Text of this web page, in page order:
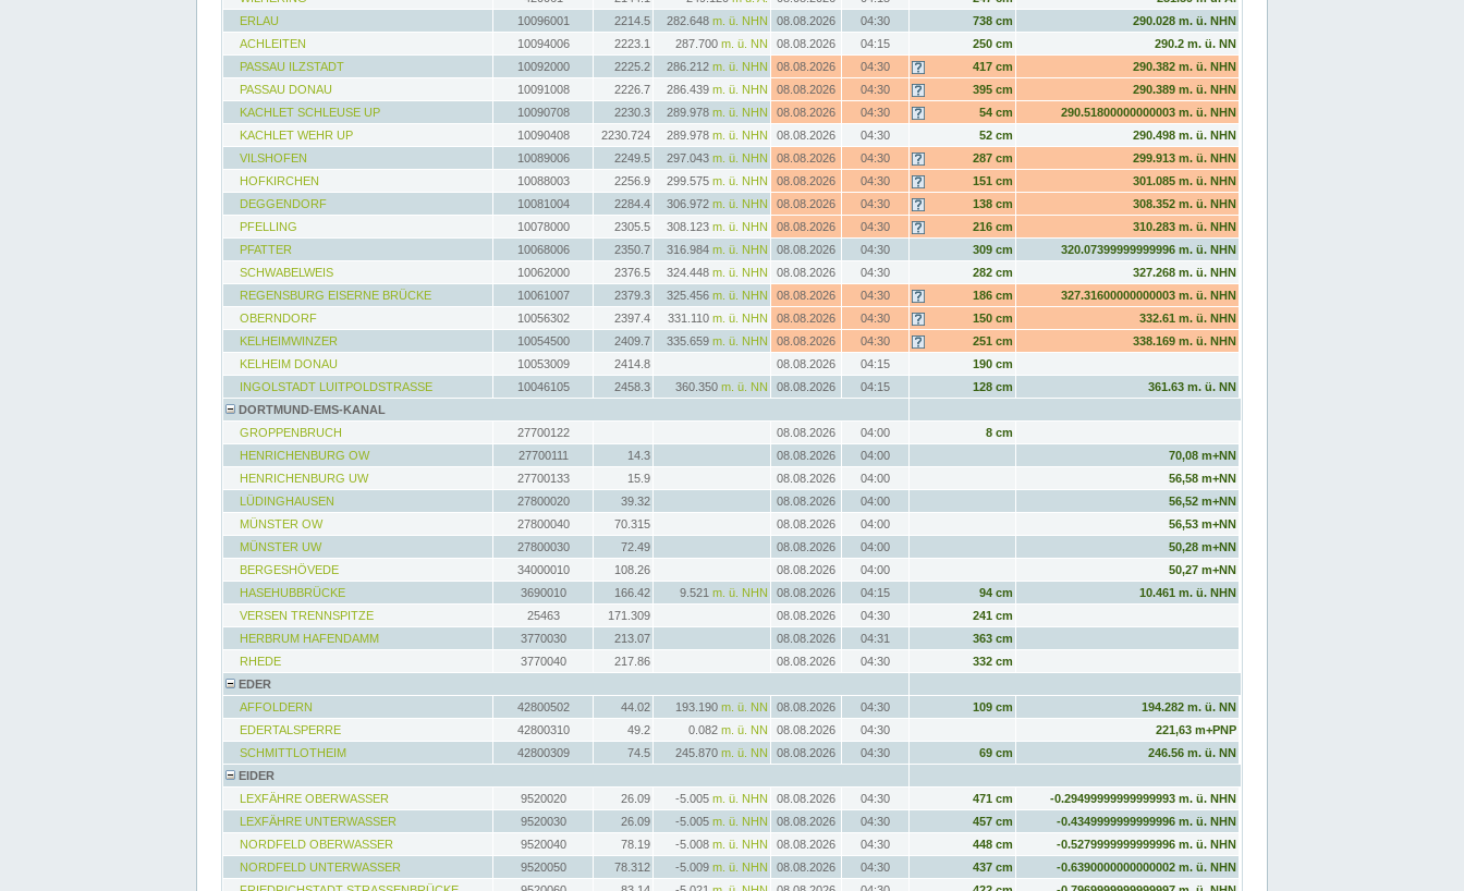
ERLAU
10096001 2214.5 282.648 m. ü. NHN 08.08.2026 04:30 738 cm
290.028 m. ü. NHN
ACHLEITEN
10094006 2223.1 287.700 m. ü. NN 08.08.2026 04:15 250 cm
290.2 m. ü. NN
PASSAU ILZSTADT
10092000 2225.2 286.212 m. ü. NHN 08.08.2026 04:30 417 cm
290.382 m. ü. NHN
PASSAU DONAU
10091008 2226.7 286.439 m. ü. NHN 08.08.2026 04:30 395 cm
290.389 m. ü. NHN
KACHLET SCHLEUSE UP
10090708 2230.3 289.978 m. ü. NHN 08.08.2026 04:30 54 cm
290.51800000000003 m. ü. NHN
KACHLET WEHR UP
10090408 2230.724 289.978 m. ü. NHN 08.08.2026 04:30 52 cm
290.498 m. ü. NHN
VILSHOFEN
10089006 2249.5 297.043 m. ü. NHN 08.08.2026 04:30 287 cm
299.913 m. ü. NHN
HOFKIRCHEN
10088003 2256.9 299.575 m. ü. NHN 08.08.2026 04:30 151 cm
301.085 m. ü. NHN
DEGGENDORF
10081004 2284.4 306.972 m. ü. NHN 08.08.2026 04:30 138 cm
308.352 m. ü. NHN
PFELLING
10078000 2305.5 308.123 m. ü. NHN 08.08.2026 04:30 216 cm
310.283 m. ü. NHN
PFATTER
10068006 2350.7 316.984 m. ü. NHN 08.08.2026 04:30 309 cm
320.07399999999996 m. ü. NHN
SCHWABELWEIS
10062000 2376.5 324.448 m. ü. NHN 08.08.2026 04:30 282 cm
327.268 m. ü. NHN
REGENSBURG EISERNE BRÜCKE
10061007 2379.3 325.456 m. ü. NHN 08.08.2026 04:30 186 cm
327.31600000000003 m. ü. NHN
OBERNDORF
10056302 2397.4 331.110 m. ü. NHN 08.08.2026 04:30 150 cm
332.61 m. ü. NHN
KELHEIMWINZER
10054500 2409.7 335.659 m. ü. NHN 08.08.2026 04:30 251 cm
338.169 m. ü. NHN
KELHEIM DONAU
10053009 2414.8 08.08.2026 04:15
190 cm
INGOLSTADT LUITPOLDSTRASSE
10046105 2458.3 360.350 m. ü. NN 08.08.2026 04:15 128 cm
361.63 m. ü. NN
DORTMUND-EMS-KANAL
GROPPENBRUCH
27700122 08.08.2026 04:00
8 cm
HENRICHENBURG OW
27700111 14.3 08.08.2026 04:00
70,08 m+NN
HENRICHENBURG UW
27700133 15.9 08.08.2026 04:00
56,58 m+NN
LÜDINGHAUSEN
27800020 39.32 08.08.2026 04:00
56,52 m+NN
MÜNSTER OW
27800040 70.315 08.08.2026 04:00
56,53 m+NN
MÜNSTER UW
27800030 72.49 08.08.2026 04:00
50,28 m+NN
BERGESHÖVEDE
34000010 108.26 08.08.2026 04:00
50,27 m+NN
HASEHUBBRÜCKE
3690010 166.42 9.521 m. ü. NHN 08.08.2026 04:15 94 cm
10.461 m. ü. NHN
VERSEN TRENNSPITZE
25463 171.309 08.08.2026 04:30
241 cm
HERBRUM HAFENDAMM
3770030 213.07 08.08.2026 04:31
363 cm
RHEDE
3770040 217.86 08.08.2026 04:30
332 cm
EDER
AFFOLDERN
42800502 44.02 193.190 m. ü. NN 08.08.2026 04:30 109 cm
194.282 m. ü. NN
EDERTALSPERRE
42800310 49.2 0.082 m. ü. NN 08.08.2026 04:30
221,63 m+PNP
SCHMITTLOTHEIM
42800309 74.5 245.870 m. ü. NN 08.08.2026 04:30 69 cm
246.56 m. ü. NN
EIDER
LEXFÄHRE OBERWASSER
9520020 26.09 -5.005 m. ü. NHN 08.08.2026 04:30 471 cm
-0.29499999999999993 m. ü. NHN
LEXFÄHRE UNTERWASSER
9520030 26.09 -5.005 m. ü. NHN 08.08.2026 04:30 457 cm
-0.4349999999999996 m. ü. NHN
NORDFELD OBERWASSER
9520040 78.19 -5.008 m. ü. NHN 08.08.2026 04:30 448 cm
-0.5279999999999996 m. ü. NHN
NORDFELD UNTERWASSER
9520050 78.312 -5.009 m. ü. NHN 08.08.2026 04:30 437 cm
-0.6390000000000002 m. ü. NHN